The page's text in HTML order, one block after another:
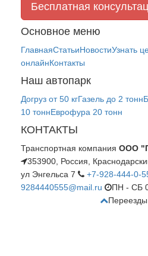
Бесплатная
Основное меню
ГлавнаяСтатьиНовостиУзнать
онлайнКонтакты
Наш автопарк
Догруз от 50 кгГазель до 2 тонн
10 тоннЕврофура 20 тонн
КОНТАКТЫ
Транспортная компания ООО
353900, Россия,
ул Энгельса 7
+7-928-444-0-
9284440555@mail.ru
ПН - СБ